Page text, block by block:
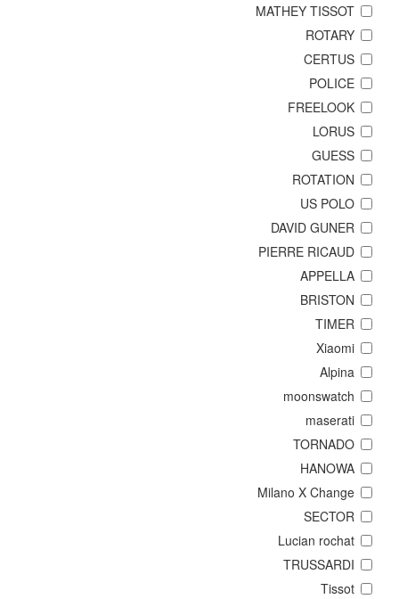
MATHEY TISSOT
ROTARY
CERTUS
POLICE
FREELOOK
LORUS
GUESS
ROTATION
US POLO
DAVID GUNER
PIERRE RICAUD
APPELLA
BRISTON
TIMER
Xiaomi
Alpina
moonswatch
maserati
TORNADO
HANOWA
Milano X Change
SECTOR
Lucian rochat
TRUSSARDI
Tissot